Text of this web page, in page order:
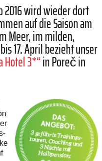
2016 wird wieder dort
auf die Saison am
Meer, im milden,
17. April bezieht unser
Hotel 3*“in Poreč in